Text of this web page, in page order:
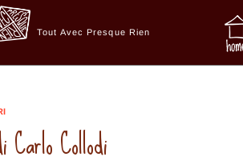
Tout Avec Presque Rien
Carlo Collodi